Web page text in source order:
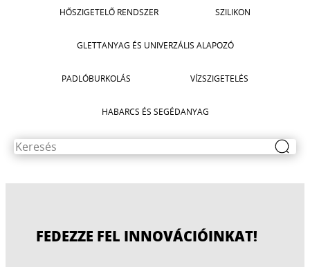
HŐSZIGETELŐ RENDSZER SZILIKON
GLETTANYAG ÉS UNIVERZÁLIS ALAPOZÓ
PADLÓBURKOLÁS VÍZSZIGETELÉS
HABARCS ÉS SEGÉDANYAG
FEDEZZE FEL INNOVÁCIÓINKAT!